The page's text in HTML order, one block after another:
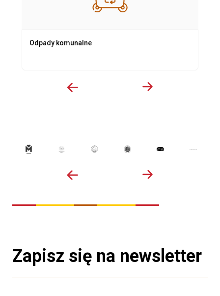
Odpady komunalne
Zapisz się na newsletter